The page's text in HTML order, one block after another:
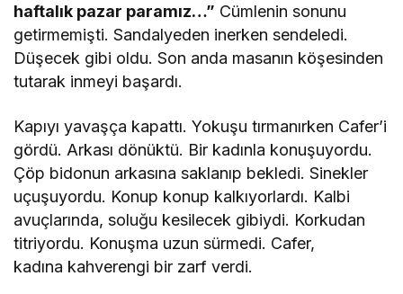
haftalık pazar paramız…” Cümlenin sonunu
getirmemişti. Sandalyeden inerken sendeledi.
Düşecek gibi oldu. Son anda masanın köşesinden
tutarak inmeyi başardı.
Kapıyı yavaşça kapattı. Yokuşu tırmanırken Cafer’i
gördü. Arkası dönüktü. Bir kadınla konuşuyordu.
Çöp bidonun arkasına saklanıp bekledi. Sinekler
uçuşuyordu. Konup konup kalkıyorlardı. Kalbi
avuçlarında, soluğu kesilecek gibiydi. Korkudan
titriyordu. Konuşma uzun sürmedi. Cafer,
kadına kahverengi bir zarf verdi.